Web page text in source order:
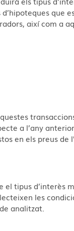
que
així com a
a l’any
en els preus de
el tipus d’interès
les
analitzat.